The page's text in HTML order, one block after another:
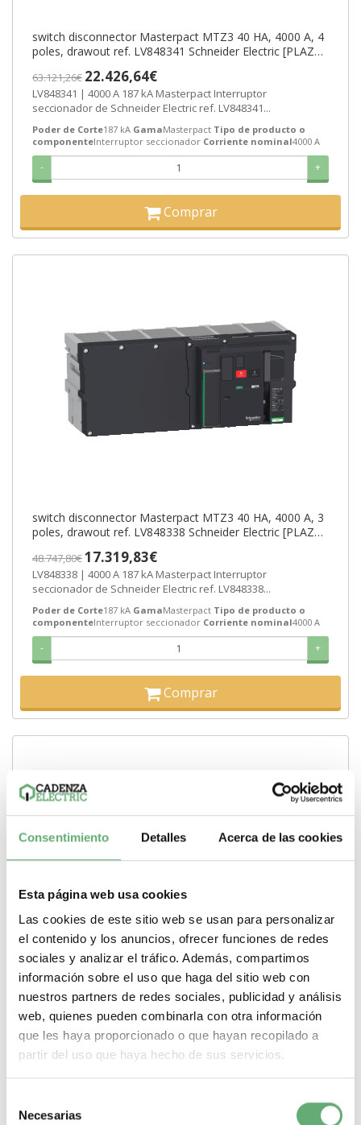
Consentimiento Detalles Acerca de las cookies
Esta página web usa cookies
Las cookies de este sitio web se usan para personalizar
el contenido y los anuncios, ofrecer funciones de redes
sociales y analizar el tráfico. Además, compartimos
información sobre el uso que haga del sitio web con
nuestros partners de redes sociales, publicidad y análisis
web, quienes pueden combinarla con otra información
que les haya proporcionado o que hayan recopilado a
partir del uso que haya hecho de sus servicios.
Necesarias
switch disconnector Masterpact MTZ3 40 HA, 4000 A, 4
poles, drawout ref. LV848341 Schneider Electric [PLAZO
63.121,26€ 22.426,64€
LV848341 | 4000 A 187 kA Masterpact Interruptor
seccionador de Schneider Electric ref. LV848341...
Poder de Corte187 kA GamaMasterpact Tipo de producto o
componenteInterruptor seccionador Corriente nominal4000 A
- +
Comprar
switch disconnector Masterpact MTZ3 40 HA, 4000 A, 3
poles, drawout ref. LV848338 Schneider Electric [PLAZO
48.747,80€17.319,83€
LV848338 | 4000 A 187 kA Masterpact Interruptor
seccionador de Schneider Electric ref. LV848338...
Poder de Corte187 kA GamaMasterpact Tipo de producto o
componenteInterruptor seccionador Corriente nominal4000 A
- +
Comprar
switch disconnector Masterpact MTZ2 40 HA, 4000 A, 4
poles, drawout ref. LV848330 Schneider Electric [PLAZO
3-6 SEMANAS]
44.661,54€15.868,01€
LV848330 | 4000 A 145 kA Masterpact Interruptor
4000 A